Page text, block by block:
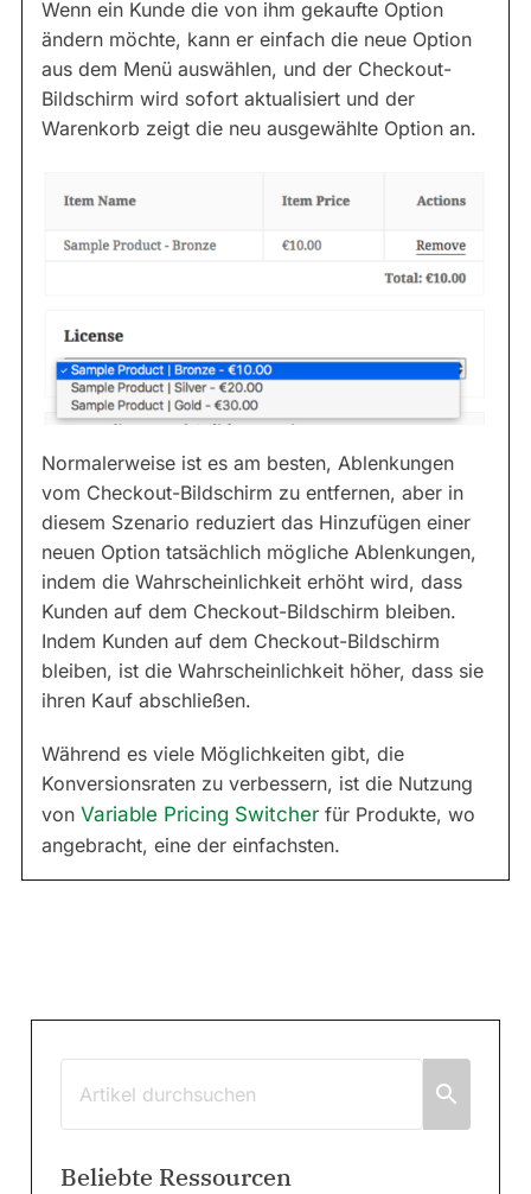
Wenn ein Kunde die von ihm gekaufte Option
ändern möchte, kann er einfach die neue Option
aus dem Menü auswählen, und der Checkout-
Bildschirm wird sofort aktualisiert und der
Warenkorb zeigt die neu ausgewählte Option an.
Normalerweise ist es am besten, Ablenkungen
vom Checkout-Bildschirm zu entfernen, aber in
diesem Szenario reduziert das Hinzufügen einer
neuen Option tatsächlich mögliche Ablenkungen,
indem die Wahrscheinlichkeit erhöht wird, dass
Kunden auf dem Checkout-Bildschirm bleiben.
Indem Kunden auf dem Checkout-Bildschirm
bleiben, ist die Wahrscheinlichkeit höher, dass sie
ihren Kauf abschließen.
Während es viele Möglichkeiten gibt, die
Konversionsraten zu verbessern, ist die Nutzung
von Variable Pricing Switcher für Produkte, wo
angebracht, eine der einfachsten.
Beliebte Ressourcen